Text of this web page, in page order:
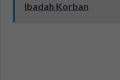
Ibadah Korban